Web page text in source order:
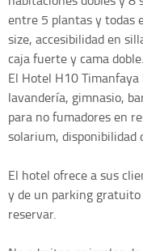
entre 5 plantas y todas
size, accesibilidad en
caja fuerte y cama doble.
El Hotel H10
lavandería, gimnasio,
para no fumadores en
solarium, disponibilidad
El hotel ofrece a sus
y de un parking
reservar.